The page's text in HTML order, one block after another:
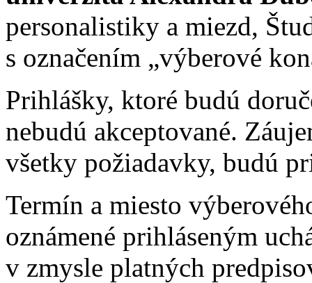
personalistiky a miezd,
s označením „výberové
Prihlášky, ktoré budú
nebudú akceptované.
všetky požiadavky, budú
Termín a miesto
oznámené prihláseným
v zmysle platných